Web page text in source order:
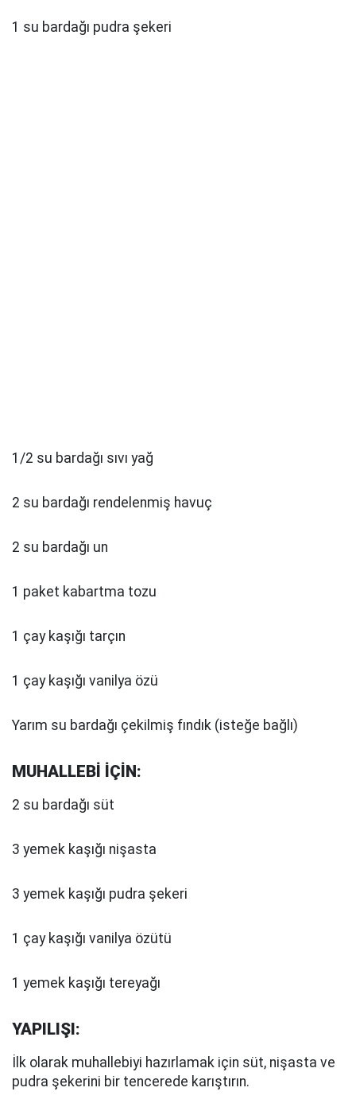
1 su bardağı pudra şekeri
1/2 su bardağı sıvı yağ
2 su bardağı rendelenmiş havuç
2 su bardağı un
1 paket kabartma tozu
1 çay kaşığı tarçın
1 çay kaşığı vanilya özü
Yarım su bardağı çekilmiş fındık (isteğe bağlı)
MUHALLEBİ İÇİN:
2 su bardağı süt
3 yemek kaşığı nişasta
3 yemek kaşığı pudra şekeri
1 çay kaşığı vanilya özütü
1 yemek kaşığı tereyağı
YAPILIŞI:
İlk olarak muhallebiyi hazırlamak için süt, nişasta ve
pudra şekerini bir tencerede karıştırın.